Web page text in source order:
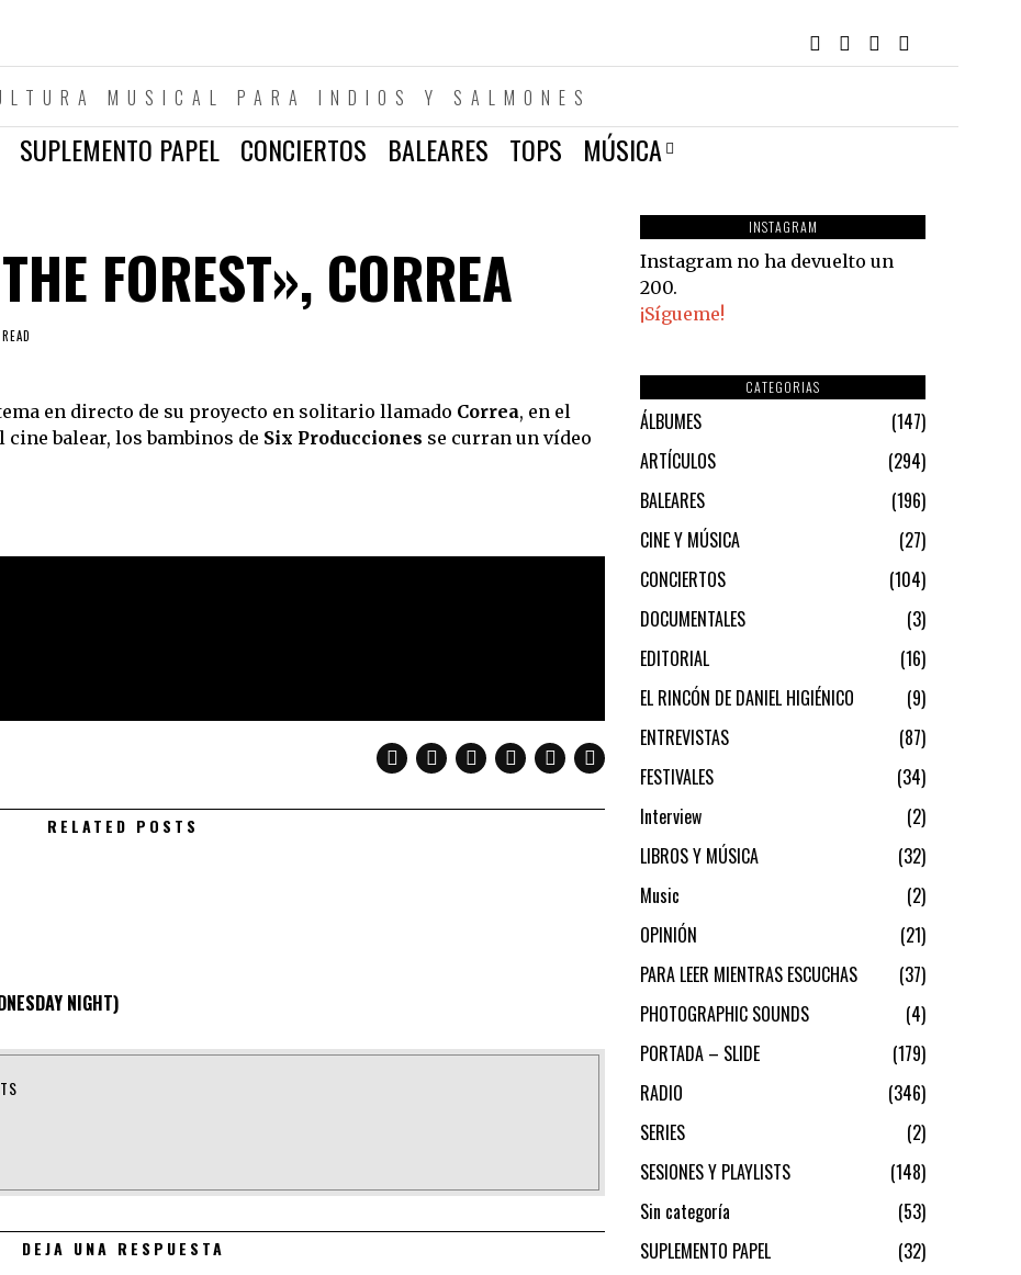
MUSICAL PARA INDIOS Y SALMONES
SUPLEMENTO PAPEL CONCIERTOS BALEARES TOPS
MÚSICA
FOREST», CORREA
en directo de su proyecto en solitario llamado Correa, en el
cine balear, los bambinos de Six Producciones se curran un vídeo
RELATED POSTS
NIGHT)
DEJA UNA RESPUESTA
INSTAGRAM
Instagram no ha devuelto un
200.
¡Sígueme!
CATEGORIAS
ÁLBUMES
147
ARTÍCULOS
294
BALEARES
196
CINE Y MÚSICA
27
CONCIERTOS
104
DOCUMENTALES
3
EDITORIAL
16
EL RINCÓN DE DANIEL HIGIÉNICO
9
ENTREVISTAS
87
FESTIVALES
34
Interview
2
LIBROS Y MÚSICA
32
Music
2
OPINIÓN
21
PARA LEER MIENTRAS ESCUCHAS
37
PHOTOGRAPHIC SOUNDS
4
PORTADA – SLIDE
179
RADIO
346
SERIES
2
SESIONES Y PLAYLISTS
148
Sin categoría
53
SUPLEMENTO PAPEL
32